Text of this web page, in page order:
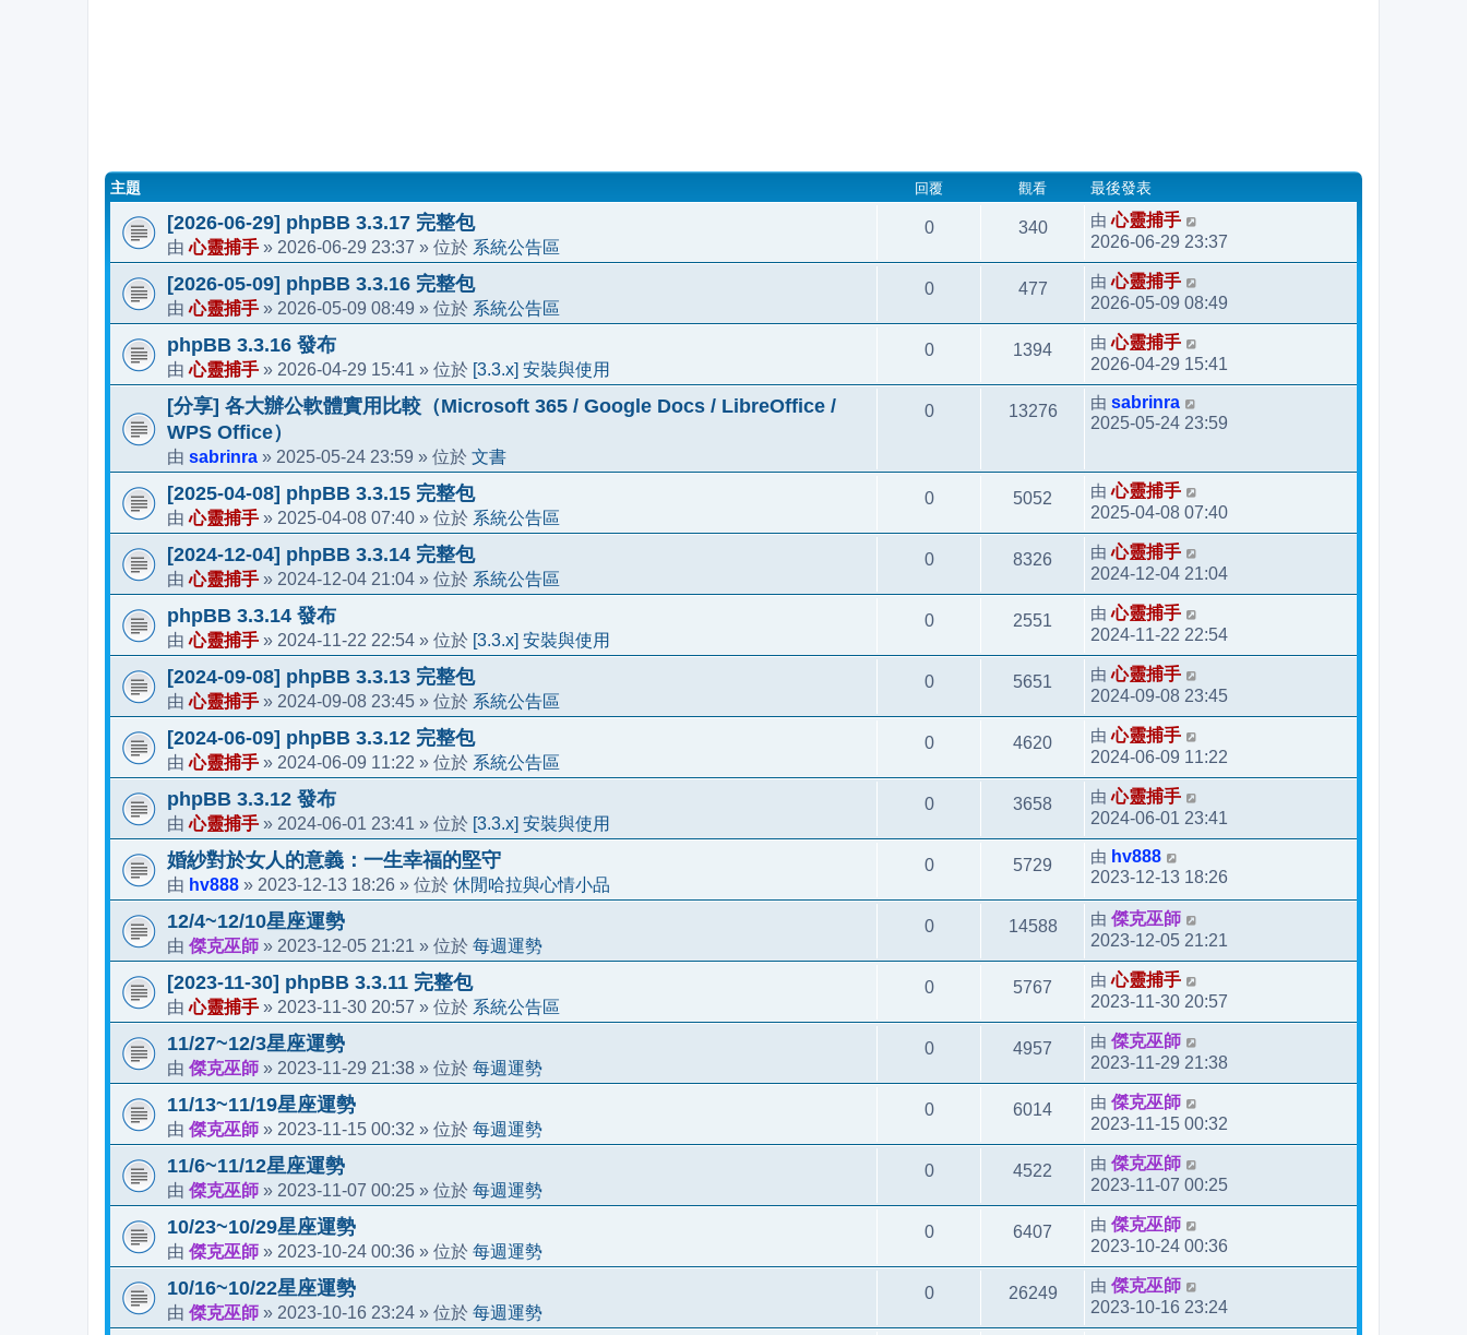
主題 回覆 觀看 最後發表
[2026-06-29] phpBB 3.3.17 完整包
由心靈捕手 » 2026-06-29 23:37 » 位於 系統公告區
0 340 由心靈捕手
2026-06-29 23:37
[2026-05-09] phpBB 3.3.16 完整包
由心靈捕手 » 2026-05-09 08:49 » 位於 系統公告區
0 477 由心靈捕手
2026-05-09 08:49
phpBB 3.3.16 發布
由心靈捕手 » 2026-04-29 15:41 » 位於 [3.3.x] 安裝與使用
0 1394 由心靈捕手
2026-04-29 15:41
[分享] 各大辦公軟體實用比較（Microsoft 365 / Google Docs / LibreOffice /
WPS Office）
由 sabrinra » 2025-05-24 23:59 » 位於 文書
0 13276 由 sabrinra
2025-05-24 23:59
[2025-04-08] phpBB 3.3.15 完整包
由心靈捕手 » 2025-04-08 07:40 » 位於 系統公告區
0 5052 由心靈捕手
2025-04-08 07:40
[2024-12-04] phpBB 3.3.14 完整包
由心靈捕手 » 2024-12-04 21:04 » 位於 系統公告區
0 8326 由心靈捕手
2024-12-04 21:04
phpBB 3.3.14 發布
由心靈捕手 » 2024-11-22 22:54 » 位於 [3.3.x] 安裝與使用
0 2551 由心靈捕手
2024-11-22 22:54
[2024-09-08] phpBB 3.3.13 完整包
由心靈捕手 » 2024-09-08 23:45 » 位於 系統公告區
0 5651 由心靈捕手
2024-09-08 23:45
[2024-06-09] phpBB 3.3.12 完整包
由心靈捕手 » 2024-06-09 11:22 » 位於 系統公告區
0 4620 由心靈捕手
2024-06-09 11:22
phpBB 3.3.12 發布
由心靈捕手 » 2024-06-01 23:41 » 位於 [3.3.x] 安裝與使用
0 3658 由心靈捕手
2024-06-01 23:41
婚紗對於女人的意義：一生幸福的堅守
由 hv888 » 2023-12-13 18:26 » 位於 休閒哈拉與心情小品
0 5729 由 hv888
2023-12-13 18:26
12/4~12/10星座運勢
由 傑克巫師 » 2023-12-05 21:21 » 位於 每週運勢
0 14588 由 傑克巫師
2023-12-05 21:21
[2023-11-30] phpBB 3.3.11 完整包
由心靈捕手 » 2023-11-30 20:57 » 位於 系統公告區
0 5767 由心靈捕手
2023-11-30 20:57
11/27~12/3星座運勢
由 傑克巫師 » 2023-11-29 21:38 » 位於 每週運勢
0 4957 由 傑克巫師
2023-11-29 21:38
11/13~11/19星座運勢
由 傑克巫師 » 2023-11-15 00:32 » 位於 每週運勢
0 6014 由 傑克巫師
2023-11-15 00:32
11/6~11/12星座運勢
由 傑克巫師 » 2023-11-07 00:25 » 位於 每週運勢
0 4522 由 傑克巫師
2023-11-07 00:25
10/23~10/29星座運勢
由 傑克巫師 » 2023-10-24 00:36 » 位於 每週運勢
0 6407 由 傑克巫師
2023-10-24 00:36
10/16~10/22星座運勢
由 傑克巫師 » 2023-10-16 23:24 » 位於 每週運勢
0 26249 由 傑克巫師
2023-10-16 23:24